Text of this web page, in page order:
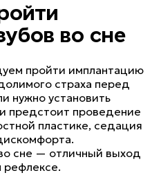
во сне
пройти имплантацию
страха перед
нужно установить
предстоит проведение
пластике, седация
сне — отличный выход